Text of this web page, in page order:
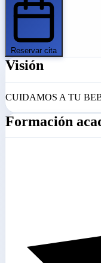
Reservar cita
Visión
CUIDAMOS A TU
Formación